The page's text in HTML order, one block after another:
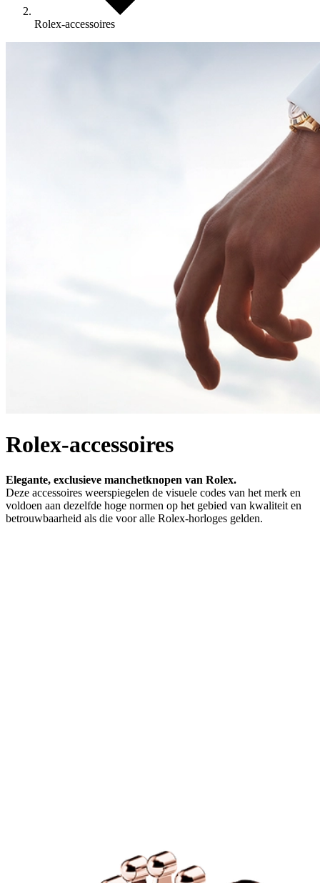
Rolex-accessoires
Rolex-accessoires
Elegante, exclusieve manchetknopen van Rolex.
Deze accessoires weerspiegelen de visuele codes van het merk en
voldoen aan dezelfde hoge normen op het gebied van kwaliteit en
betrouwbaarheid als die voor alle Rolex-horloges gelden.